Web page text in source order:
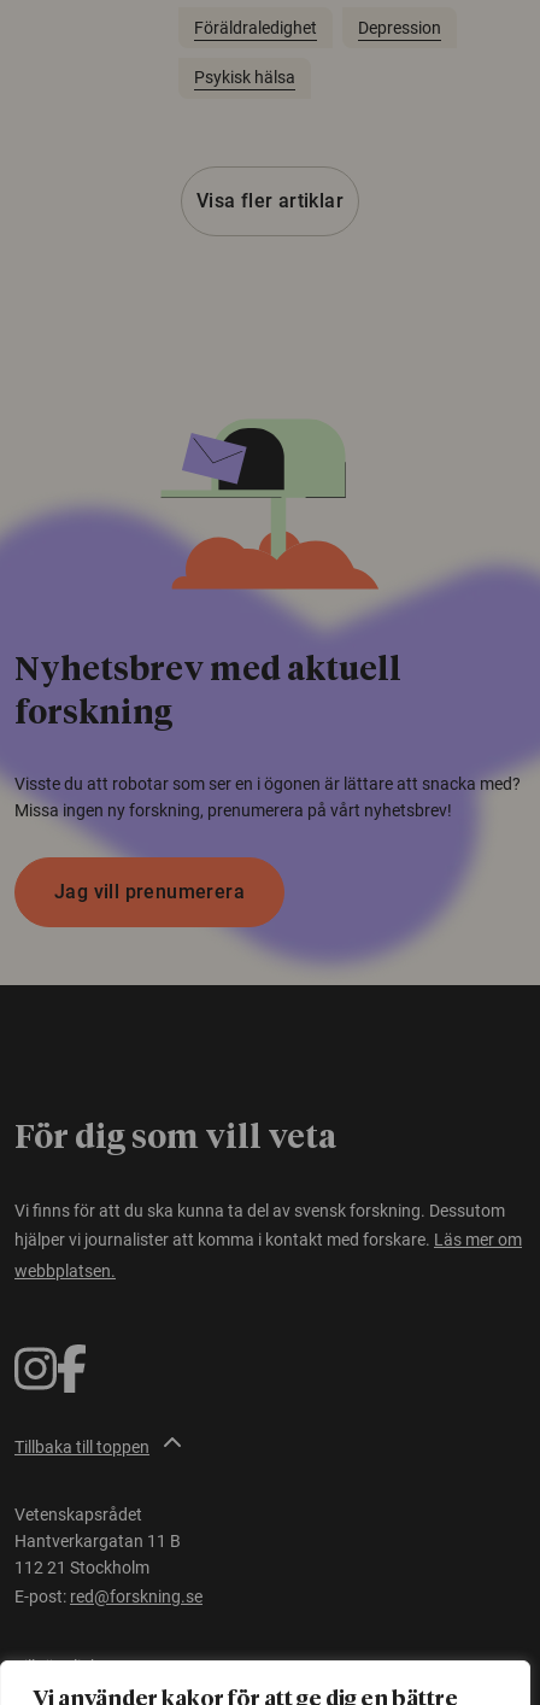
Vi använder kakor för att ge dig en bättre
Föräldraledighet Depression
Psykisk hälsa
Visa fler artiklar
Nyhetsbrev med aktuell
forskning
Visste du att robotar som ser en i ögonen är lättare att snacka med?
Missa ingen ny forskning, prenumerera på vårt nyhetsbrev!
Jag vill prenumerera
För dig som vill veta
Vi finns för att du ska kunna ta del av svensk forskning. Dessutom
hjälper vi journalister att komma i kontakt med forskare. Läs mer om
webbplatsen.
Tillbaka till toppen
Vetenskapsrådet
Hantverkargatan 11 B
112 21 Stockholm
E-post: red@forskning.se
Tillgänglighet